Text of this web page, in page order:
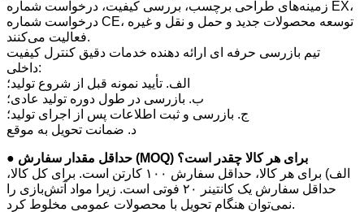
زمینه‌های طراحی برچسب، بررسی کیفیت، درخواست شماره EX،
درخواست شماره CE، توسعه محصولات جدید و حمل و نقل و غیره
فعالیت می‌کنند.
تیم بازرسی حرفه ای ارائه دهنده خدمات دقیق کنترل کیفیت
داخلی:
الف. تأیید نمونه قبل از شروع تولید؛
ب. بازرسی در طول دوره تولید عادی؛
ج. بازرسی و ثبت اطلاعات پس از اجرای تولید؛
د. ضمانت تحویل به موقع
● حداقل مقدار سفارش (MOQ) برای هر کالا چقدر است؟
الف) برای هر کالا، حداقل سفارش ۱۰۰ کارتن است. برای کل کالا،
حداقل سفارش یک کانتینر ۲۰ فوتی است. زیرا مواد آتش‌بازی را
نمی‌توان هنگام تحویل با محصولات عمومی مخلوط کرد.